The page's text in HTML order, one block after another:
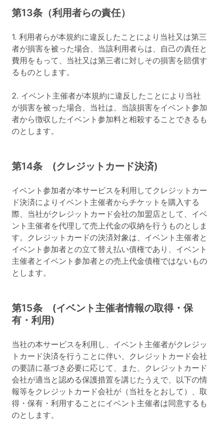
第13条（利用者らの責任）
1. 利用者らが本規約に違反したことにより当社又は第三
者が損害を被った場合、当該利用者らは、自己の責任と
費用をもって、当社又は第三者に対しその損害を賠償す
るものとします。
2. イベント主催者が本規約に違反したことにより当社
が損害を被った場合、当社は、当該損害をイベント参加
者から徴収したイベント参加料と相殺することできるも
のとします。
第14条 (クレジットカード決済)
イベント参加者が本サービスを利用してクレジットカー
ド決済によりイベント主催者からチケットを購入する
際、当社がクレジットカード会社の加盟店として、イベ
ント主催者を代理して売上代金の収納を行うものとしま
す。クレジットカードの決済対象は、イベント主催者と
イベント参加者との立て替え払い債権であり、イベント
主催者とイベント参加者との売上代金債権ではないもの
とします。
第15条 (イベント主催者情報の取得・保
有・利用)
当社の本サービスを利用し、イベント主催者がクレジッ
トカード決済を行うことに伴い、クレジットカード会社
の要請に基づき必要に応じて、また、クレジットカード
会社が適当と認める保護措置を講じたうえで、以下の情
報等をクレジットカード会社が（当社をとおして）、取
得・保有・利用することにイベント主催者は同意するも
のとします。